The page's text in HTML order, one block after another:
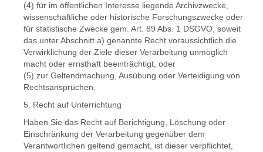
(4) für im öffentlichen Interesse liegende Archivzwecke,
wissenschaftliche oder historische Forschungszwecke oder
für statistische Zwecke gem. Art. 89 Abs. 1 DSGVO, soweit
das unter Abschnitt a) genannte Recht voraussichtlich die
Verwirklichung der Ziele dieser Verarbeitung unmöglich
macht oder ernsthaft beeinträchtigt, oder
(5) zur Geltendmachung, Ausübung oder Verteidigung von
Rechtsansprüchen.
5. Recht auf Unterrichtung
Haben Sie das Recht auf Berichtigung, Löschung oder
Einschränkung der Verarbeitung gegenüber dem
Verantwortlichen geltend gemacht, ist dieser verpflichtet,